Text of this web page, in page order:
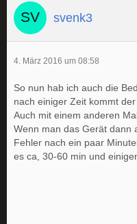
svenk3
4. März 2016 um 08:58
So nun hab ich auch die
nach einiger Zeit kommt der
Auch mit einem anderen
Wenn man das Gerät dann
Fehler nach ein paar
es ca, 30-60 min und